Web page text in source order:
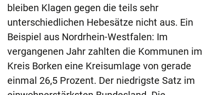
bleiben Klagen gegen die teils sehr
unterschiedlichen Hebesätze nicht aus. Ein
Beispiel aus Nordrhein-Westfalen: Im
vergangenen Jahr zahlten die Kommunen im
Kreis Borken eine Kreisumlage von gerade
einmal 26,5 Prozent. Der niedrigste Satz im